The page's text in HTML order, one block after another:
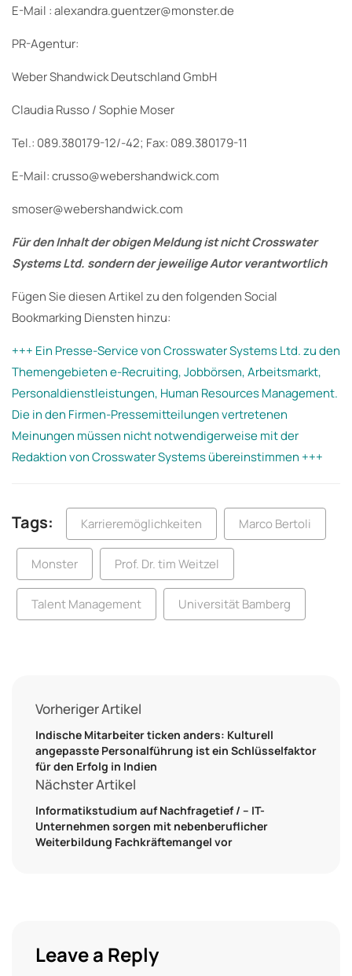
E-Mail : alexandra.guentzer@monster.de
PR-Agentur:
Weber Shandwick Deutschland GmbH
Claudia Russo / Sophie Moser
Tel.: 089.380179-12/-42; Fax: 089.380179-11
E-Mail: crusso@webershandwick.com
smoser@webershandwick.com
Für den Inhalt der obigen Meldung ist nicht Crosswater
Systems Ltd. sondern der jeweilige Autor verantwortlich
Fügen Sie diesen Artikel zu den folgenden Social
Bookmarking Diensten hinzu:
+++ Ein Presse-Service von Crosswater Systems Ltd. zu den
Themengebieten e-Recruiting, Jobbörsen, Arbeitsmarkt,
Personaldienstleistungen, Human Resources Management.
Die in den Firmen-Pressemitteilungen vertretenen
Meinungen müssen nicht notwendigerweise mit der
Redaktion von Crosswater Systems übereinstimmen +++
Tags: Karrieremöglichkeiten Marco Bertoli
Monster Prof. Dr. tim Weitzel
Talent Management Universität Bamberg
Vorheriger Artikel
Indische Mitarbeiter ticken anders: Kulturell
angepasste Personalführung ist ein Schlüsselfaktor
für den Erfolg in Indien
Nächster Artikel
Informatikstudium auf Nachfragetief / – IT-
Unternehmen sorgen mit nebenberuflicher
Weiterbildung Fachkräftemangel vor
Leave a Reply